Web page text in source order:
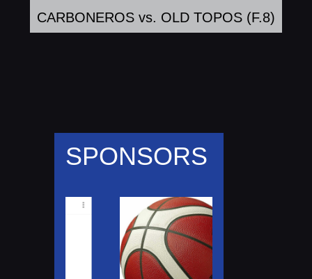
CARBONEROS vs. OLD TOPOS (F.8)
SPONSORS